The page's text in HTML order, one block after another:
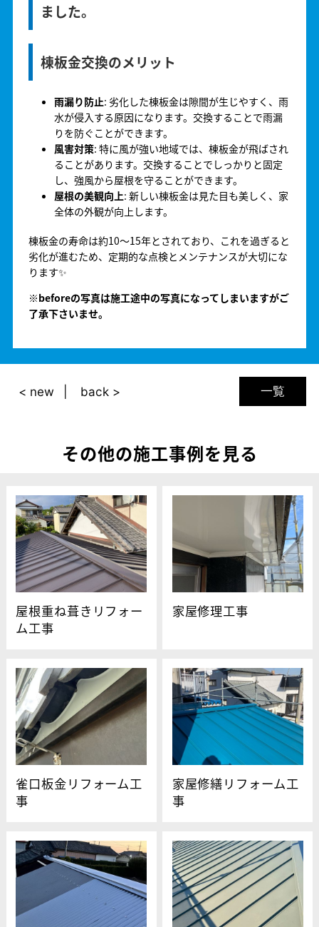
ました。
棟板金交換のメリット
雨漏り防止: 劣化した棟板金は隙間が生じやすく、雨
水が侵入する原因になります。交換することで雨漏
りを防ぐことができます。
風害対策: 特に風が強い地域では、棟板金が飛ばされ
ることがあります。交換することでしっかりと固定
し、強風から屋根を守ることができます。
屋根の美観向上: 新しい棟板金は見た目も美しく、家
全体の外観が向上します。
棟板金の寿命は約10〜15年とされており、これを過ぎると
劣化が進むため、定期的な点検とメンテナンスが大切にな
ります✨
※beforeの写真は施工途中の写真になってしまいますがご
了承下さいませ。
一覧
< new back >
その他の施工事例を見る
屋根重ね葺きリフォー
ム工事
家屋修理工事
雀口板金リフォーム工
事
家屋修繕リフォーム工
事